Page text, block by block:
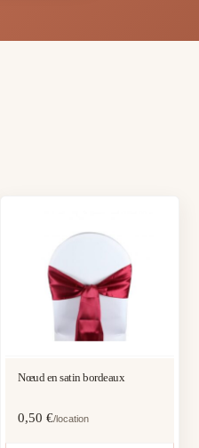
Nœud en satin bordeaux
0,50 €/location